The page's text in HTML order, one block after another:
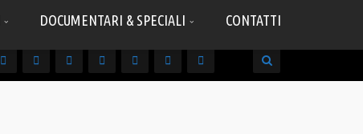
DOCUMENTARI & SPECIALI CONTATTI